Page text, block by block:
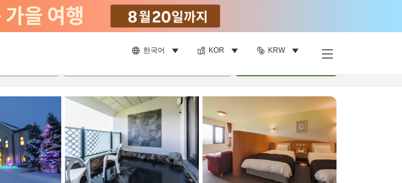
한국어 KOR KRW